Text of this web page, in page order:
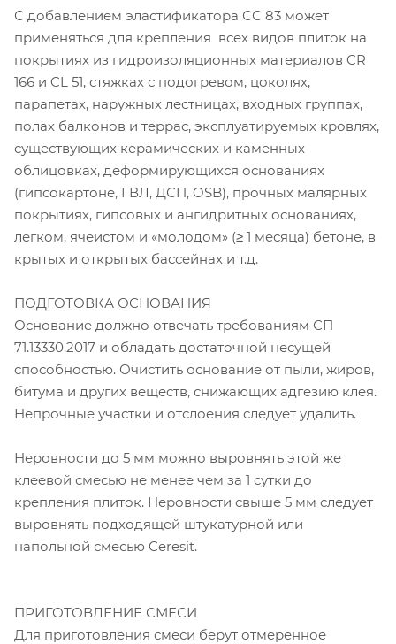
С добавлением эластификатора СС 83 может
применяться для крепления всех видов плиток на
покрытиях из гидроизоляционных материалов CR
166 и CL 51, стяжках с подогревом, цоколях,
парапетах, наружных лестницах, входных группах,
полах балконов и террас, эксплуатируемых кровлях,
существующих керамических и каменных
облицовках, деформирующихся основаниях
(гипсокартоне, ГВЛ, ДСП, OSB), прочных малярных
покрытиях, гипсовых и ангидритных основаниях,
легком, ячеистом и «молодом» (≥ 1 месяца) бетоне, в
крытых и открытых бассейнах и т.д.
ПОДГОТОВКА ОСНОВАНИЯ
Основание должно отвечать требованиям СП
71.13330.2017 и обладать достаточной несущей
способностью. Очистить основание от пыли, жиров,
битума и других веществ, снижающих адгезию клея.
Непрочные участки и отслоения следует удалить.
Неровности до 5 мм можно выровнять этой же
клеевой смесью не менее чем за 1 сутки до
крепления плиток. Неровности свыше 5 мм следует
выровнять подходящей штукатурной или
напольной смесью Ceresit.
ПРИГОТОВЛЕНИЕ СМЕСИ
Для приготовления смеси берут отмеренное